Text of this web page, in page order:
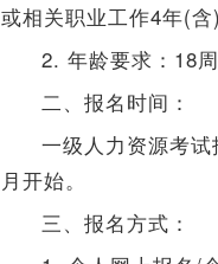
或相关职业工作4年(含)
2. 年龄要求：18
二、报名时间：
一级人力资源考
月开始。
三、报名方式：